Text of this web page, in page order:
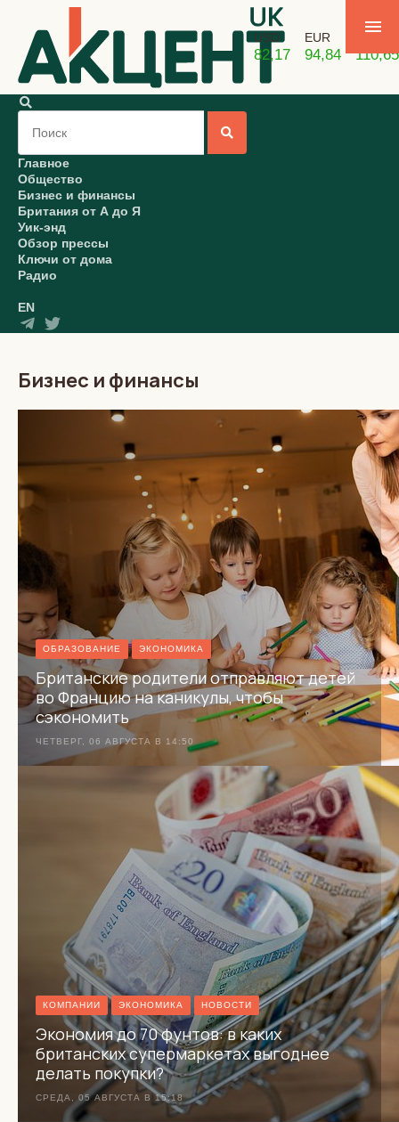
USD
82,17
EUR
94,84 110,65
Главное
Общество
Бизнес и финансы
Британия от А до Я
Уик-энд
Обзор прессы
Ключи от дома
Радио
EN
Бизнес и финансы
ОБРАЗОВАНИЕ ЭКОНОМИКА
Британские родители отправляют детей
во Францию на каникулы, чтобы
сэкономить
ЧЕТВЕРГ, 06 АВГУСТА В 14:50
КОМПАНИИ ЭКОНОМИКА НОВОСТИ
Экономия до 70 фунтов: в каких
британских супермаркетах выгоднее
делать покупки?
СРЕДА, 05 АВГУСТА В 15:18